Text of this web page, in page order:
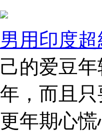
男用印度
己的爱豆
年，而且
更年期心